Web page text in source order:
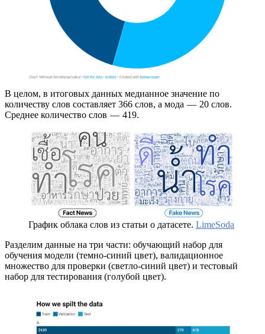
В целом, в итоговых данных медианное значение по
количеству слов составляет 366 слов, а мода — 20 слов.
Среднее количество слов — 419.
График облака слов из статьи о датасете. LimeSoda
Разделим данные на три части: обучающий набор для
обучения модели (темно-синий цвет), валидационное
множество для проверки (светло-синий цвет) и тестовый
набор для тестирования (голубой цвет).